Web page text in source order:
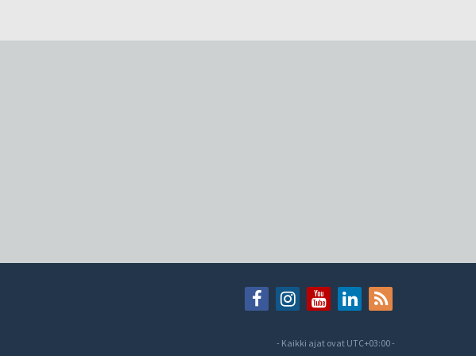
- Kaikki ajat ovat UTC+03:00-